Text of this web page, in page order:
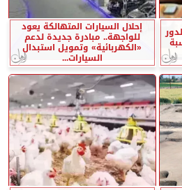
إحلال السيارات المتهالكة يعود
للواجهة.. مبادرة جديدة لدعم
«الكهربائية» وتمويل استبدال
السيارات...